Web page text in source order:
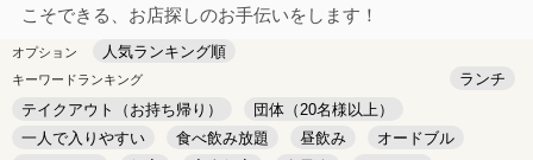
こそできる、お店探しのお手伝いをします！
オプション 人気ランキング順
キーワードランキング
ランチ
テイクアウト（お持ち帰り）
団体（20名様以上）
一人で入りやすい
食べ飲み放題 昼飲み
オードブル